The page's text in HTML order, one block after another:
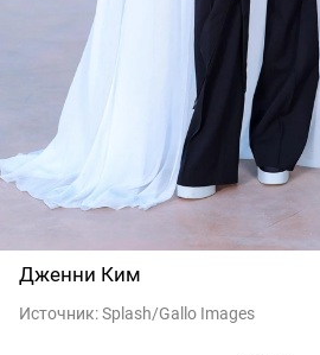
Дженни Ким
Источник:Splash/Gallo Images